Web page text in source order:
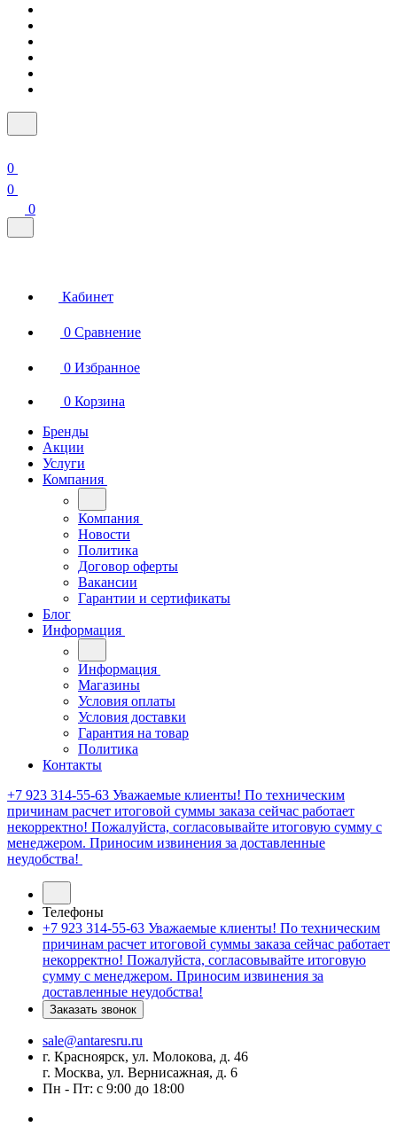
0
0
0
Кабинет
0 Сравнение
0 Избранное
0 Корзина
Бренды
Акции
Услуги
Компания
Компания
Новости
Политика
Договор оферты
Вакансии
Гарантии и сертификаты
Блог
Информация
Информация
Магазины
Условия оплаты
Условия доставки
Гарантия на товар
Политика
Контакты
+7 923 314-55-63 Уважаемые клиенты! По техническим
причинам расчет итоговой суммы заказа сейчас работает
некорректно! Пожалуйста, согласовывайте итоговую сумму с
менеджером. Приносим извинения за доставленные
неудобства!
Телефоны
+7 923 314-55-63 Уважаемые клиенты! По техническим
причинам расчет итоговой суммы заказа сейчас работает
некорректно! Пожалуйста, согласовывайте итоговую
сумму с менеджером. Приносим извинения за
доставленные неудобства!
Заказать звонок
sale@antaresru.ru
г. Красноярск, ул. Молокова, д. 46
г. Москва, ул. Вернисажная, д. 6
Пн - Пт: с 9:00 до 18:00